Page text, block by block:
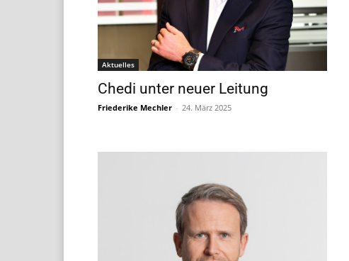
Aktuelles
Chedi unter neuer Leitung
Friederike Mechler - 24. März 2025